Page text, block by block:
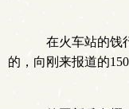
在火车站的饯
的，向刚来报道的